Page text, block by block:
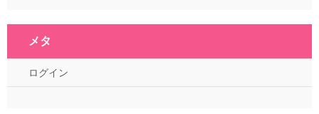
メタ
ログイン